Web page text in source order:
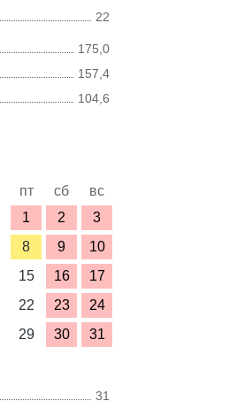
22
175,0
157,4
104,6
пт сб
вс
1
2
3
8 9
10
15 16
17
22 23
24
29 30 31
31